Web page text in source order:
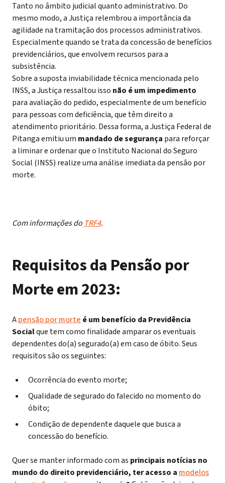
Tanto no âmbito judicial quanto administrativo. Do
mesmo modo, a Justiça relembrou a importância da
agilidade na tramitação dos processos administrativos.
Especialmente quando se trata da concessão de benefícios
previdenciários, que envolvem recursos para a
subsistência.
Sobre a suposta inviabilidade técnica mencionada pelo
INSS, a Justiça ressaltou isso não é um impedimento
para avaliação do pedido, especialmente de um benefício
para pessoas com deficiência, que têm direito a
atendimento prioritário. Dessa forma, a Justiça Federal de
Pitanga emitiu um mandado de segurança para reforçar
a liminar e ordenar que o Instituto Nacional do Seguro
Social (INSS) realize uma análise imediata da pensão por
morte.
Com informações do TRF4.
Requisitos da Pensão por
Morte em 2023:
Apensão por morte é um benefício da Previdência
Socialque tem como finalidade amparar os eventuais
dependentes do(a) segurado(a) em caso de óbito. Seus
requisitos são os seguintes:
Ocorrência do evento morte;
Qualidade de segurado do falecido no momento do
óbito;
Condição de dependente daquele que busca a
concessão do benefício.
Quer se manter informado com as principais notícias no
mundo do direito previdenciário, ter acesso a modelos